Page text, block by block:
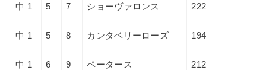
中 1 5 7 ショーヴァロンス 222
中 1 5 8 カンタベリーローズ 194
中 1 6 9 ペータース 212